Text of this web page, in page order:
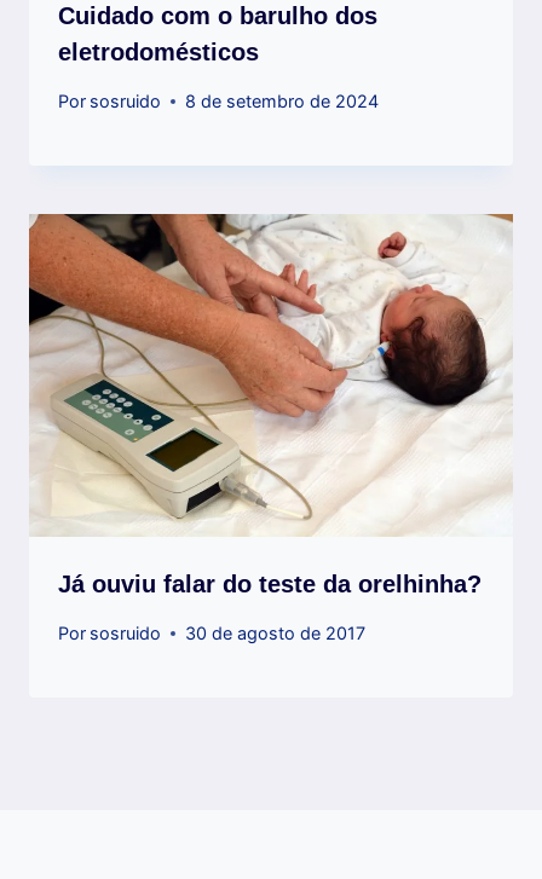
Cuidado com o barulho dos
eletrodomésticos
Por sosruido 8 de setembro de 2024
Já ouviu falar do teste da orelhinha?
Por sosruido 30 de agosto de 2017